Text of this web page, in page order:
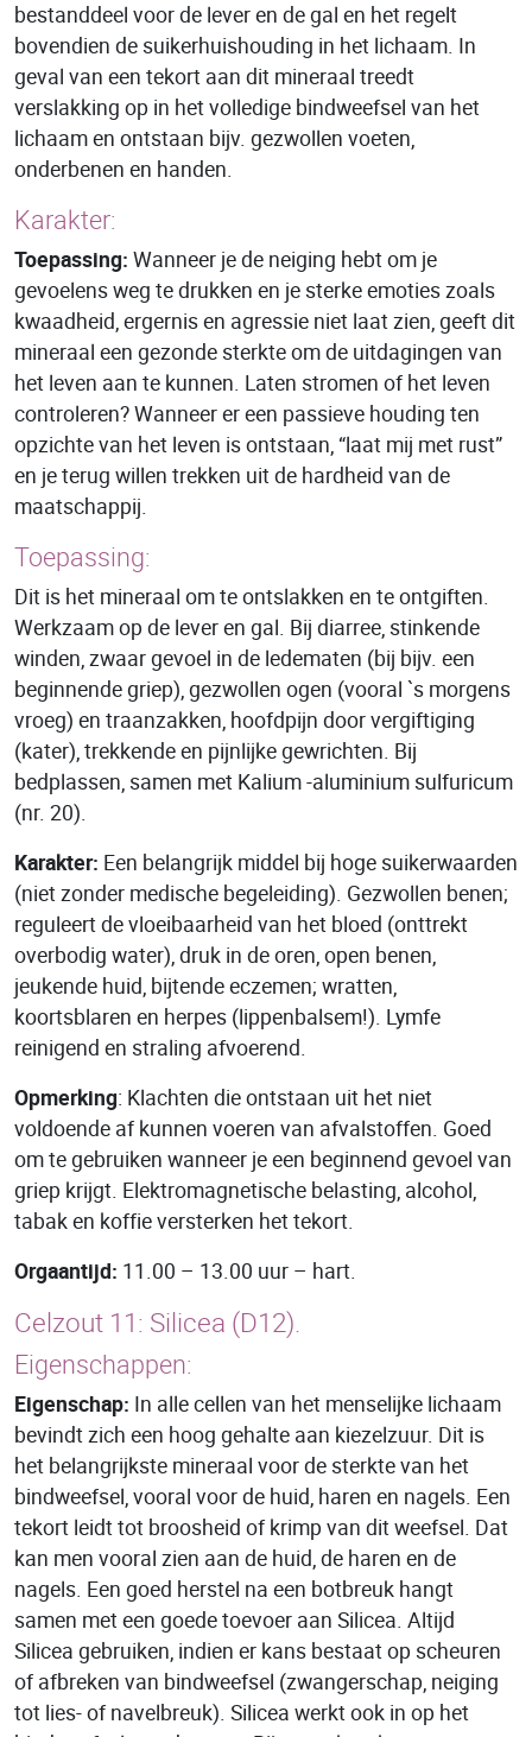
bestanddeel voor de lever en de gal en het regelt
bovendien de suikerhuishouding in het lichaam. In
geval van een tekort aan dit mineraal treedt
verslakking op in het volledige bindweefsel van het
lichaam en ontstaan bijv. gezwollen voeten,
onderbenen en handen.
Karakter:
Toepassing: Wanneer je de neiging hebt om je
gevoelens weg te drukken en je sterke emoties zoals
kwaadheid, ergernis en agressie niet laat zien, geeft dit
mineraal een gezonde sterkte om de uitdagingen van
het leven aan te kunnen. Laten stromen of het leven
controleren? Wanneer er een passieve houding ten
opzichte van het leven is ontstaan, “laat mij met rust”
en je terug willen trekken uit de hardheid van de
maatschappij.
Toepassing:
Dit is het mineraal om te ontslakken en te ontgiften.
Werkzaam op de lever en gal. Bij diarree, stinkende
winden, zwaar gevoel in de ledematen (bij bijv. een
beginnende griep), gezwollen ogen (vooral `s morgens
vroeg) en traanzakken, hoofdpijn door vergiftiging
(kater), trekkende en pijnlijke gewrichten. Bij
bedplassen, samen met Kalium -aluminium sulfuricum
(nr. 20).
Karakter: Een belangrijk middel bij hoge suikerwaarden
(niet zonder medische begeleiding). Gezwollen benen;
reguleert de vloeibaarheid van het bloed (onttrekt
overbodig water), druk in de oren, open benen,
jeukende huid, bijtende eczemen; wratten,
koortsblaren en herpes (lippenbalsem!). Lymfe
reinigend en straling afvoerend.
Opmerking: Klachten die ontstaan uit het niet
voldoende af kunnen voeren van afvalstoffen. Goed
om te gebruiken wanneer je een beginnend gevoel van
griep krijgt. Elektromagnetische belasting, alcohol,
tabak en koffie versterken het tekort.
Orgaantijd: 11.00 – 13.00 uur – hart.
Celzout 11: Silicea (D12).
Eigenschappen:
Eigenschap: In alle cellen van het menselijke lichaam
bevindt zich een hoog gehalte aan kiezelzuur. Dit is
het belangrijkste mineraal voor de sterkte van het
bindweefsel, vooral voor de huid, haren en nagels. Een
tekort leidt tot broosheid of krimp van dit weefsel. Dat
kan men vooral zien aan de huid, de haren en de
nagels. Een goed herstel na een botbreuk hangt
samen met een goede toevoer aan Silicea. Altijd
Silicea gebruiken, indien er kans bestaat op scheuren
of afbreken van bindweefsel (zwangerschap, neiging
tot lies- of navelbreuk). Silicea werkt ook in op het